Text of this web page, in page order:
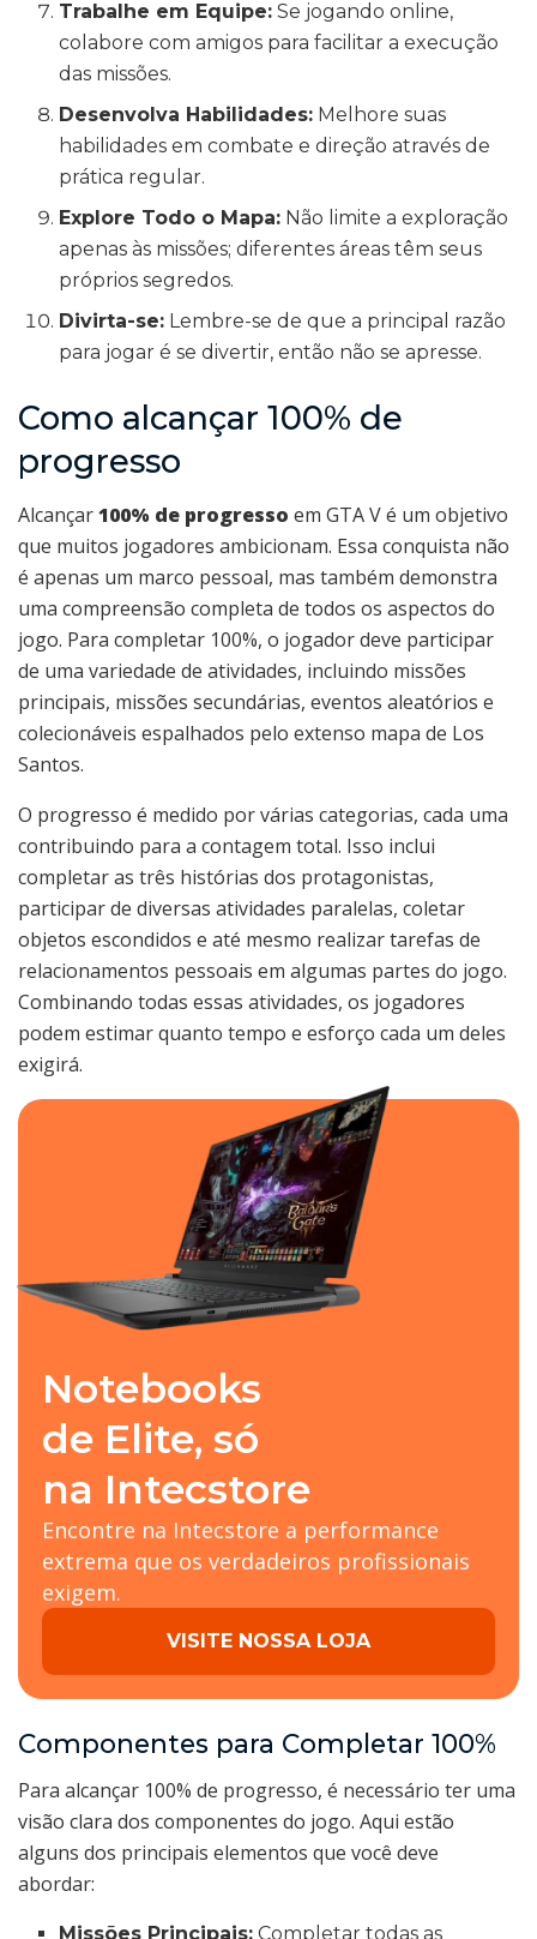
Trabalhe em Equipe: Se jogando online,
colabore com amigos para facilitar a execução
das missões.
Desenvolva Habilidades: Melhore suas
habilidades em combate e direção através de
prática regular.
Explore Todo o Mapa: Não limite a exploração
apenas às missões; diferentes áreas têm seus
próprios segredos.
Divirta-se: Lembre-se de que a principal razão
para jogar é se divertir, então não se apresse.
Como alcançar 100% de
progresso
Alcançar100% de progresso em GTA V é um objetivo
que muitos jogadores ambicionam. Essa conquista não
é apenas um marco pessoal, mas também demonstra
uma compreensão completa de todos os aspectos do
jogo. Para completar 100%, o jogador deve participar
de uma variedade de atividades, incluindo missões
principais, missões secundárias, eventos aleatórios e
colecionáveis espalhados pelo extenso mapa de Los
Santos.
O progresso é medido por várias categorias, cada uma
contribuindo para a contagem total. Isso inclui
completar as três histórias dos protagonistas,
participar de diversas atividades paralelas, coletar
objetos escondidos e até mesmo realizar tarefas de
relacionamentos pessoais em algumas partes do jogo.
Combinando todas essas atividades, os jogadores
podem estimar quanto tempo e esforço cada um deles
exigirá.
Notebooks
de Elite, só
na Intecstore
Encontre na Intecstore a performance
extrema que os verdadeiros profissionais
exigem.
VISITE NOSSA LOJA
Componentes para Completar 100%
Para alcançar 100% de progresso, é necessário ter uma
visão clara dos componentes do jogo. Aqui estão
alguns dos principais elementos que você deve
abordar:
Missões Principais: Completar todas as